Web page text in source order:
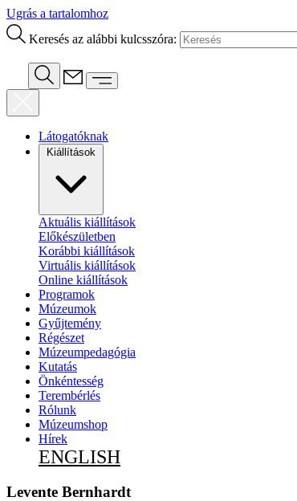
Ugrás a tartalomhoz
Keresés az alábbi kulcsszóra:
Látogatóknak
Kiállítások
Aktuális kiállítások
Előkészületben
Korábbi kiállítások
Virtuális kiállítások
Online kiállítások
Programok
Múzeumok
Gyűjtemény
Régészet
Múzeumpedagógia
Kutatás
Önkéntesség
Terembérlés
Rólunk
Múzeumshop
Hírek
ENGLISH
Levente Bernhardt